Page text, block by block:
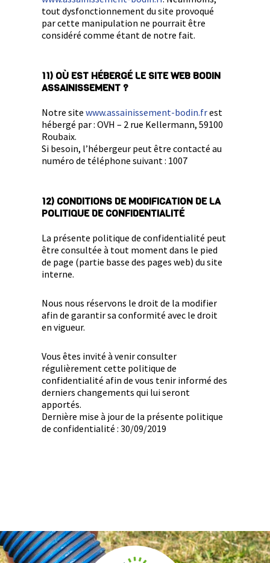
tout dysfonctionnement du site provoqué
par cette manipulation ne pourrait être
considéré comme étant de notre fait.
11) OÙ EST HÉBERGÉ LE SITE WEB BODIN
ASSAINISSEMENT ?
Notre site www.assainissement-bodin.frest
hébergé par : OVH – 2 rue Kellermann, 59100
Roubaix.
Si besoin, l’hébergeur peut être contacté au
numéro de téléphone suivant : 1007
12) CONDITIONS DE MODIFICATION DE LA
POLITIQUE DE CONFIDENTIALITÉ
La présente politique de confidentialité peut
être consultée à tout moment dans le pied
de page (partie basse des pages web) du site
interne.
Nous nous réservons le droit de la modifier
afin de garantir sa conformité avec le droit
en vigueur.
Vous êtes invité à venir consulter
régulièrement cette politique de
confidentialité afin de vous tenir informé des
derniers changements qui lui seront
apportés.
Dernière mise à jour de la présente politique
de confidentialité : 30/09/2019